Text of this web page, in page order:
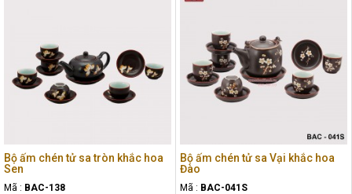
Bộ ấm chén tử sa tròn khắc hoa
Sen
Mã : BAC-138
Bộ ấm chén tử sa Vại khắc hoa
Đào
Mã : BAC-041S